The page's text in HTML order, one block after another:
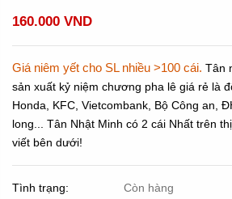
160.000 VND
Giá niêm yết cho SL nhiều >100 cái. Tân
sản xuất kỷ niệm chương pha lê giá rẻ là
Honda, KFC, Vietcombank, Bộ Công an,
long... Tân Nhật Minh có 2 cái Nhất trên
viết bên dưới!
Tình trạng: Còn hàng